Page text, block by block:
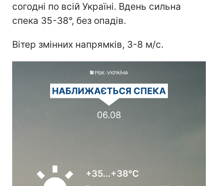
согодні по всій Україні. Вдень сильна
спека 35-38°, без опадів.
Вітер змінних напрямків, 3-8 м/с.